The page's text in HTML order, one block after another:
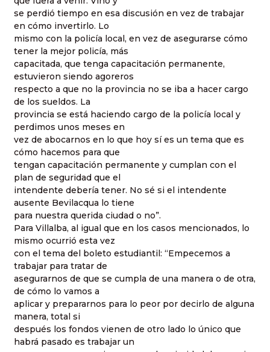
se perdió tiempo en esa discusión en vez de trabajar
en cómo invertirlo. Lo
mismo con la policía local, en vez de asegurarse cómo
tener la mejor policía, más
capacitada, que tenga capacitación permanente,
estuvieron siendo agoreros
respecto a que no la provincia no se iba a hacer cargo
de los sueldos. La
provincia se está haciendo cargo de la policía local y
perdimos unos meses en
vez de abocarnos en lo que hoy sí es un tema que es
cómo hacemos para que
tengan capacitación permanente y cumplan con el
plan de seguridad que el
intendente debería tener. No sé si el intendente
ausente Bevilacqua lo tiene
para nuestra querida ciudad o no”.
Para Villalba, al igual que en los casos mencionados, lo
mismo ocurrió esta vez
con el tema del boleto estudiantil: “Empecemos a
trabajar para tratar de
asegurarnos de que se cumpla de una manera o de otra,
de cómo lo vamos a
aplicar y prepararnos para lo peor por decirlo de alguna
manera, total si
después los fondos vienen de otro lado lo único que
habrá pasado es trabajar un